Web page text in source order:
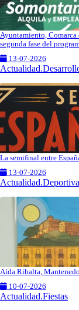
Ayuntamiento,
segunda fase del
13-07-2026
La semifinal entre
13-07-2026
Actualidad.Deportiva
Aída Ribalta,
10-07-2026
Actualidad.Fiestas